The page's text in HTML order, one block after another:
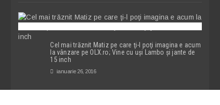
Cel mai trăznit Matiz pe care ţi-l poţi imagina e acum
la vânzare pe OLX.ro; Vine cu uşi Lambo şi jante de
15 inch
ianuarie 26, 2016